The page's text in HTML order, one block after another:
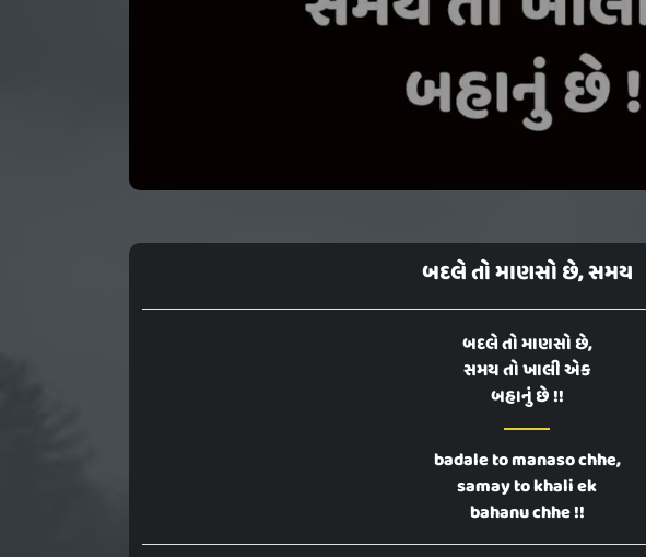
બદલે તો માણસો છે, સમય
બદલે તો માણસો છે,
સમય તો ખાલી એક
બહાનું છે !!
badale to manaso chhe,
samay to khali ek
bahanu chhe !!